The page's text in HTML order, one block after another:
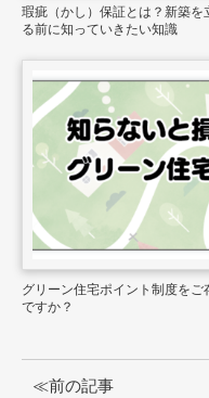
瑕疵（かし）保証とは？新築を
る前に知っていきたい知識
グリーン住宅ポイント制度をご
ですか？
≪前の記事